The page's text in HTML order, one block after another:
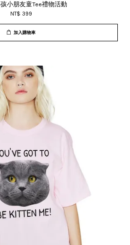
小朋友童Tee禮物活動
NT$ 399
加入購物車